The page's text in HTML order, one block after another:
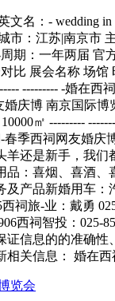
协会 南京嘉网传媒有限公司 展会面积：1-平方米 所用展厅：4号馆, 举办届数：19届 举办周期：一年两届 官方-：-://hunbohui.xici.net
关信息： 婚在
览会